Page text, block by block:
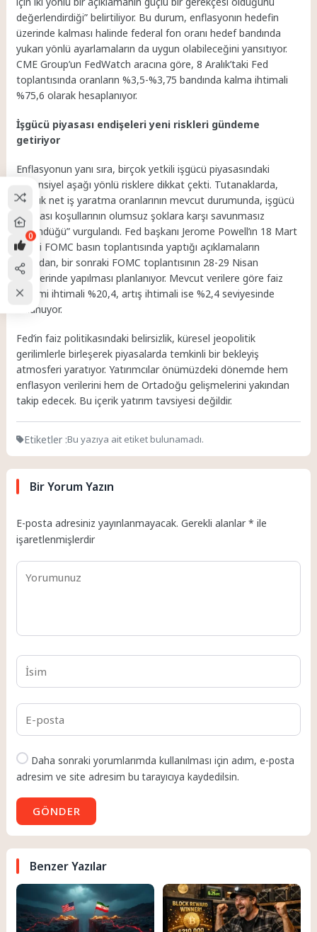
değerlendirdiği” belirtiliyor. Bu durum, enflasyonın hedefin
üzerinde kalması halinde federal fon oranı hedef bandında
yukarı yönlü ayarlamaların da uygun olabileceğini yansıtıyor.
CME Group’un FedWatch aracına göre, 8 Aralık’taki Fed
toplantısında oranların %3,5-%3,75 bandında kalma ihtimali
%75,6 olarak hesaplanıyor.
İşgücü piyasası endişeleri yeni riskleri gündeme
getiriyor
Enflasyonun yanı sıra, birçok yetkili işgücü piyasasındaki
potansiyel aşağı yönlü risklere dikkat çekti. Tutanaklarda,
“düşük net iş yaratma oranlarının mevcut durumunda, işgücü
piyasası koşullarının olumsuz şoklara karşı savunmasız
göründüğü” vurgulandı. Fed başkanı Jerome Powell’ın 18 Mart
tarihli FOMC basın toplantısında yaptığı açıklamaların
ardından, bir sonraki FOMC toplantısının 28-29 Nisan
tarihlerinde yapılması planlanıyor. Mevcut verilere göre faiz
indirimi ihtimali %20,4, artış ihtimali ise %2,4 seviyesinde
bulunuyor.
Fed’in faiz politikasındaki belirsizlik, küresel jeopolitik
gerilimlerle birleşerek piyasalarda temkinli bir bekleyiş
atmosferi yaratıyor. Yatırımcılar önümüzdeki dönemde hem
enflasyon verilerini hem de Ortadoğu gelişmelerini yakından
takip edecek. Bu içerik yatırım tavsiyesi değildir.
Etiketler :Bu yazıya ait etiket bulunamadı.
Bir Yorum Yazın
E-posta adresiniz yayınlanmayacak. Gerekli alanlar* ile
işaretlenmişlerdir
Daha sonraki yorumlarımda kullanılması için adım, e-posta
adresim ve site adresim bu tarayıcıya kaydedilsin.
GÖNDER
Benzer Yazılar
0